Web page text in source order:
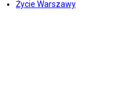
Życie Warszawy